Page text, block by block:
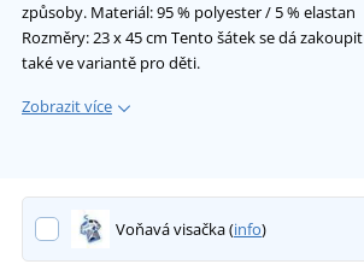
způsoby. Materiál: 95 % polyester / 5 % elastan
Rozměry: 23 x 45 cm Tento šátek se dá zakoupit
také ve variantě pro děti.
Zobrazit více
Voňavá visačka (info)